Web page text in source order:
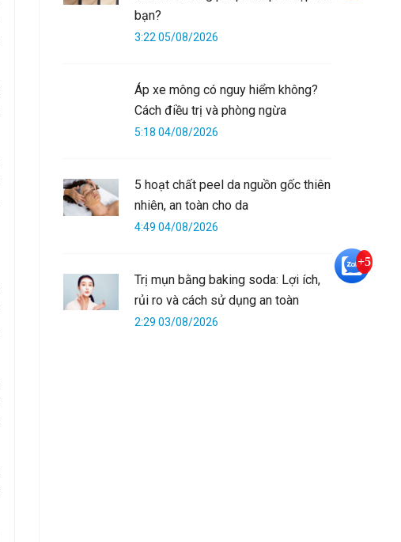
bạn?
3:22 05/08/2026
Áp xe mông có nguy hiểm không?
Cách điều trị và phòng ngừa
5:18 04/08/2026
5 hoạt chất peel da nguồn gốc thiên
nhiên, an toàn cho da
4:49 04/08/2026
Trị mụn bằng baking soda: Lợi ích,
rủi ro và cách sử dụng an toàn
2:29 03/08/2026
+5